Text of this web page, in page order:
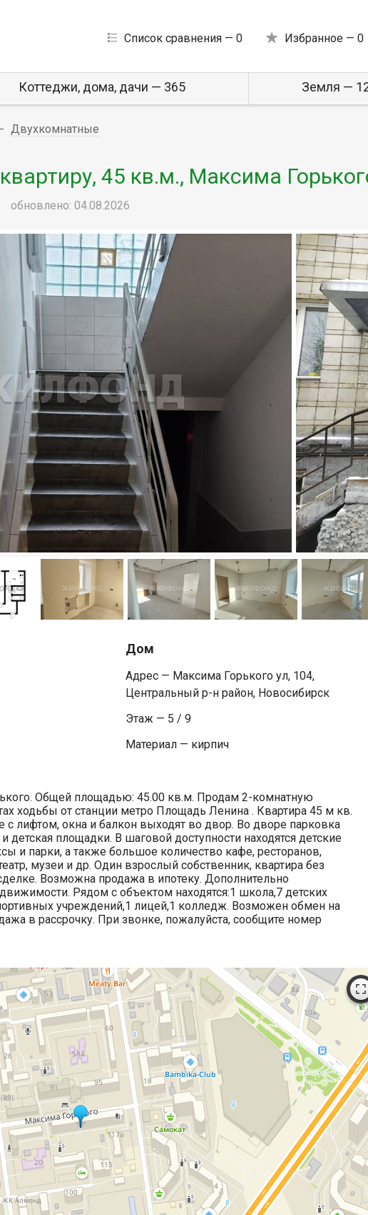
Список сравнения — 0 Избранное — 0
Коттеджи, дома, дачи — 365 Земля —
Двухкомнатные
45 кв.м., Максима
обновлено: 04.08.2026
Дом
Адрес — Максима Горького ул, 104,
Центральный р-н район, Новосибирск
Этаж — 5 / 9
Материал — кирпич
Общей площадью: 45.00 кв.м. Продам 2-комнатную
ходьбы от станции метро Площадь Ленина . Квартира 45 м кв.
с лифтом, окна и балкон выходят во двор. Во дворе парковка
детская площадки. В шаговой доступности находятся детские
и парки, а также большое количество кафе, ресторанов,
музеи и др. Один взрослый собственник, квартира без
Возможна продажа в ипотеку. Дополнительно
Рядом с объектом находятся:1 школа,7 детских
учреждений,1 лицей,1 колледж. Возможен обмен на
в рассрочку. При звонке, пожалуйста, сообщите номер